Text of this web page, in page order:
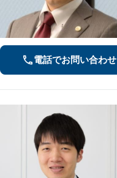
電話でお問い合わせ